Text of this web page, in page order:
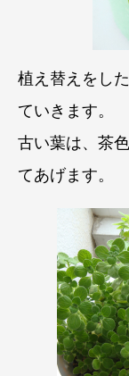
植え替えをし
ていきます。
古い葉は、茶
てあげます。